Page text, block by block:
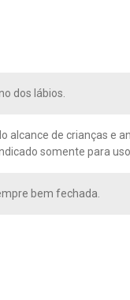
dos lábios.
alcance de crianças e
somente para
bem fechada.